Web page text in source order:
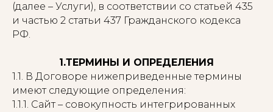
(далее – Услуги), в соответствии со статьей 435
и частью 2 статьи 437 Гражданского кодекса
РФ.
1.ТЕРМИНЫ И ОПРЕДЕЛЕНИЯ
1.1. В Договоре нижеприведенные термины
имеют следующие определения:
1.1.1. Сайт – совокупность интегрированных